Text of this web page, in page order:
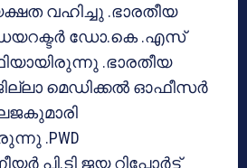
വഹിച്ചു .ഭാരതീയ
ഡയറക്ടർ ഡോ.കെ .എസ്
.ഭാരതീയ
മെഡിക്കൽ ഓഫീസർ
.PWD
പി.ടി ജയ റിപ്പോർട്ട്